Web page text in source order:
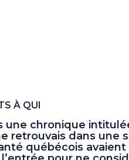
À QUI
une chronique
retrouvais dans une
québécois